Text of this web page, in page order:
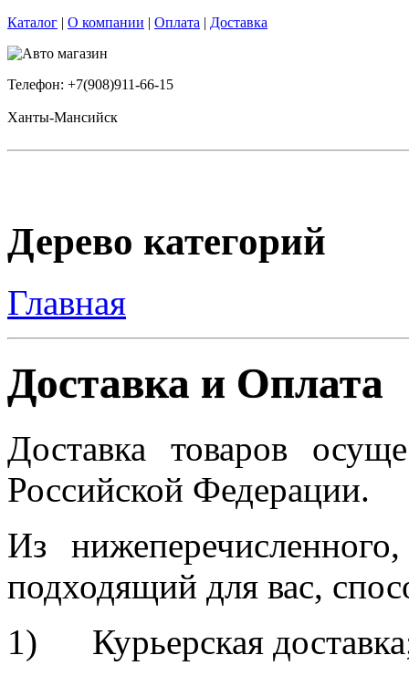
Каталог | О компании | Оплата | Доставка
Телефон: +7(908)911-66-15
Ханты-Мансийск
Дерево категорий
Главная
Доставка и Оплата
Доставка товаров
Российской Федерации.
Из
подходящий для вас,
1) Курьерская